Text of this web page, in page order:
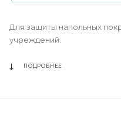
Для защиты напольных
учреждений.
ПОДРОБНЕЕ